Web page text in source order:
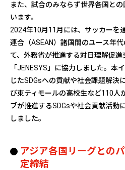
2007/2/17
札幌
また、試合のみならず世界各国と
います。
2024年10月11月には、サッカーを
連合（ASEAN）諸国間のユース年
て、外務省が推進する対日理解促進
「JENESYS」に協力しました。本
じたSDGsへの貢献や社会課題解決
び東ティモールの高校生など110人
ブが推進するSDGsや社会貢献活動
しました。
アジア各国リーグとの
定締結